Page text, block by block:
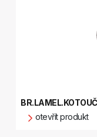
otevřít produkt